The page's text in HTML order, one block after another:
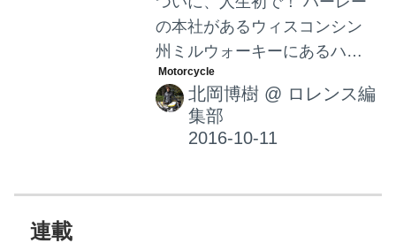
の本社があるウィスコンシン
州ミルウォーキーにあるハー
レーのミュージアムに行って
きました。 110年以上の歴史
があるメーカーだけあって、
そりゃもうヒストリーが満
定のオモシロさ、その片鱗を
北岡博樹 @ ロレンス編
集部
連載